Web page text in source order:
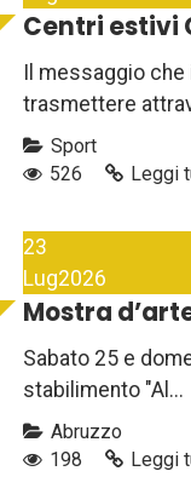
Centri estivi
Il messaggio
trasmettere
Sport
526
Leggi
23
Lug2026
Mostra
Sabato 25 e
stabilimento "Al...
Abruzzo
198
Leggi